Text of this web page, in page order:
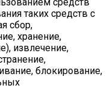
таких средств с
сбор,
хранение,
извлечение,
блокирование,